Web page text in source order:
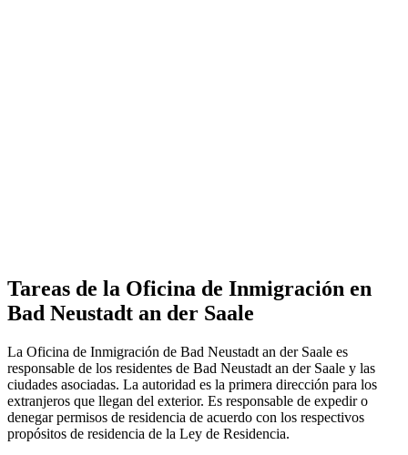
Tareas de la Oficina de Inmigración en
Bad Neustadt an der Saale
La Oficina de Inmigración de Bad Neustadt an der Saale es
responsable de los residentes de Bad Neustadt an der Saale y las
ciudades asociadas. La autoridad es la primera dirección para los
extranjeros que llegan del exterior. Es responsable de expedir o
denegar permisos de residencia de acuerdo con los respectivos
propósitos de residencia de la Ley de Residencia.